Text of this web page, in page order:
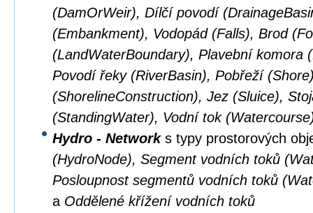
(DamOrWeir), Dílčí povodí
(Embankment), Vodopád (Falls), Brod
(LandWaterBoundary), Plavební komora
Povodí řeky (RiverBasin), Pobřeží
(ShorelineConstruction), Jez (Sluice),
(StandingWater), Vodní tok
Hydro - Networks typy prostorových
(HydroNode), Segment vodních toků
Posloupnost segmentů vodních toků
a Oddělené křížení vodních toků